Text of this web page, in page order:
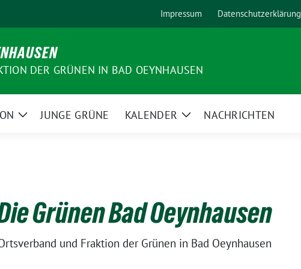
Impressum Datenschutzerklärung
DER GRÜNEN IN BAD OEYNHAUSEN
ZeigeJUNGE GRÜNE KALENDER
ZeigeNACHRICHTEN
Grünen Bad Oeynhausen
und Fraktion der Grünen in Bad Oeynhausen